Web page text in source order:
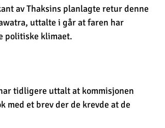
av Thaksins planlagte retur denne
uttalte i går at faren har
politiske klimaet.
tidligere uttalt at kommisjonen
med et brev der de krevde at de